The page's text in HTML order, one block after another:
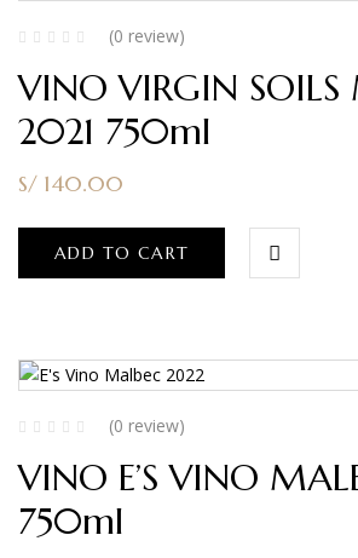
(0 review)
VINO VIRGIN SOILS
2021 750ml
S/ 140.00
ADD TO CART
(0 review)
VINO E’S VINO
750ml